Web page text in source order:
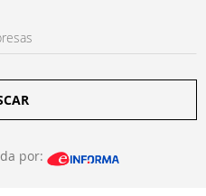
por: